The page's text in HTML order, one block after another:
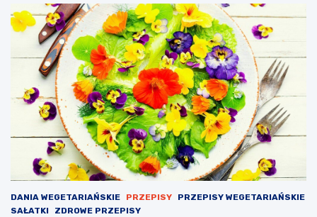
DANIA WEGETARIAŃSKIE PRZEPISY
PRZEPISY WEGETARIAŃSKIE
SAŁATKI
ZDROWE PRZEPISY